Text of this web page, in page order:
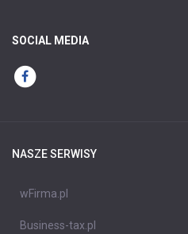
SOCIAL MEDIA
NASZE SERWISY
wFirma.pl
Business-tax.pl